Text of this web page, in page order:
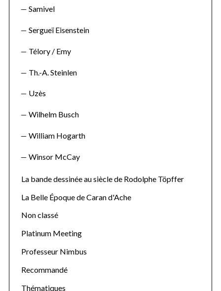
Samivel
Sergueï Eisenstein
Télory / Emy
Th.-A. Steinlen
Uzès
Wilhelm Busch
William Hogarth
Winsor McCay
La bande dessinée au siècle de Rodolphe Töpffer
La Belle Époque de Caran d'Ache
Non classé
Platinum Meeting
Professeur Nimbus
Recommandé
Thématiques